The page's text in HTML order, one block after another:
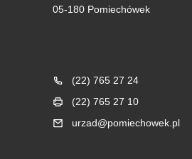
05-180 Pomiechówek
Blok kontaktowy
(22) 765 27 24
(22) 765 27 10
urzad@pomiechowek.pl